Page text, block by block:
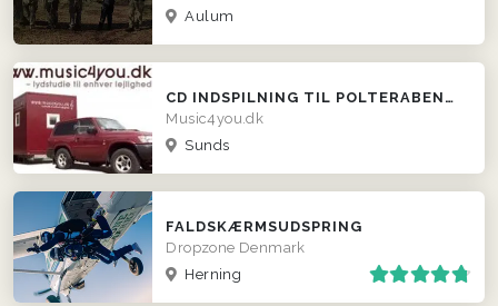
Aulum
CD INDSPILNING TIL POLTERABEND, FIRMAFESTEN, GAVEIDE ETC...
Music4you.dk
Sunds
FALDSKÆRMSUDSPRING
Dropzone Denmark
Herning